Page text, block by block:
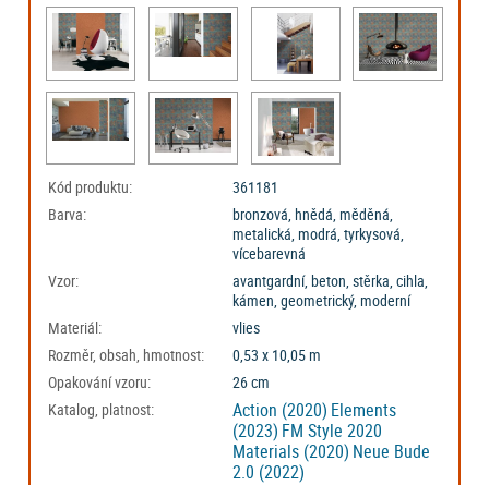
Kód produktu:
361181
Barva:
bronzová, hnědá, měděná,
metalická, modrá, tyrkysová,
vícebarevná
Vzor:
avantgardní, beton, stěrka, cihla,
kámen, geometrický, moderní
Materiál:
vlies
Rozměr, obsah, hmotnost:
0,53 x 10,05 m
Opakování vzoru:
26 cm
Katalog, platnost:
Action (2020) Elements
(2023) FM Style 2020
Materials (2020) Neue Bude
2.0 (2022)